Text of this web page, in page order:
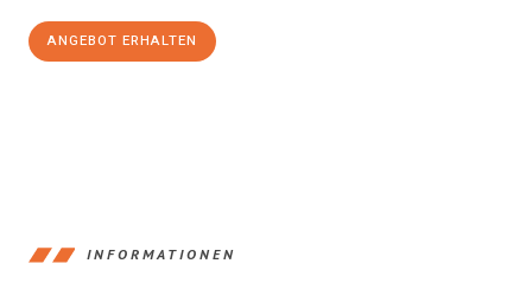
ANGEBOT ERHALTEN
INFORMATIONEN